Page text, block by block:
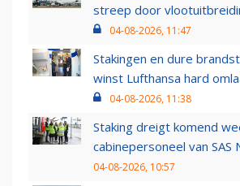
streep door
04-08-2026, 11:47
Stakingen en dure
winst Lufthansa hard
04-08-2026, 11:38
Staking dreigt komend
cabinepersoneel van SAS
04-08-2026, 10:57